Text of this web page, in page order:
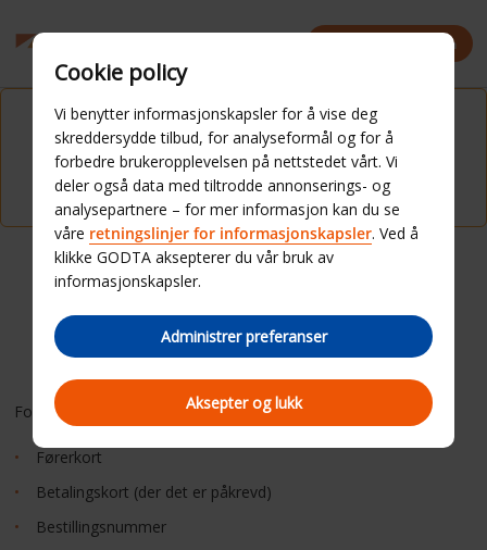
Rapporter et problem
Beklager, men informasjonen på denne siden kan
ikke sendes på nytt. Skriv inn og send
reserveringsopplysningene dine på nytt.
KOM DEG RASKERE AV
GÅRDE MED QUICKPASS
For å begynne trenger du følgende:
Førerkort
Betalingskort (der det er påkrevd)
Bestillingsnummer
Cookie policy
Vi benytter informasjonskapsler for å vise deg
skreddersydde tilbud, for analyseformål og for å
forbedre brukeropplevelsen på nettstedet vårt. Vi
deler også data med tiltrodde annonserings- og
analysepartnere – for mer informasjon kan du se
våre retningslinjer for informasjonskapsler. Ved å
klikke GODTA aksepterer du vår bruk av
informasjonskapsler.
Administrer preferanser
Aksepter og lukk